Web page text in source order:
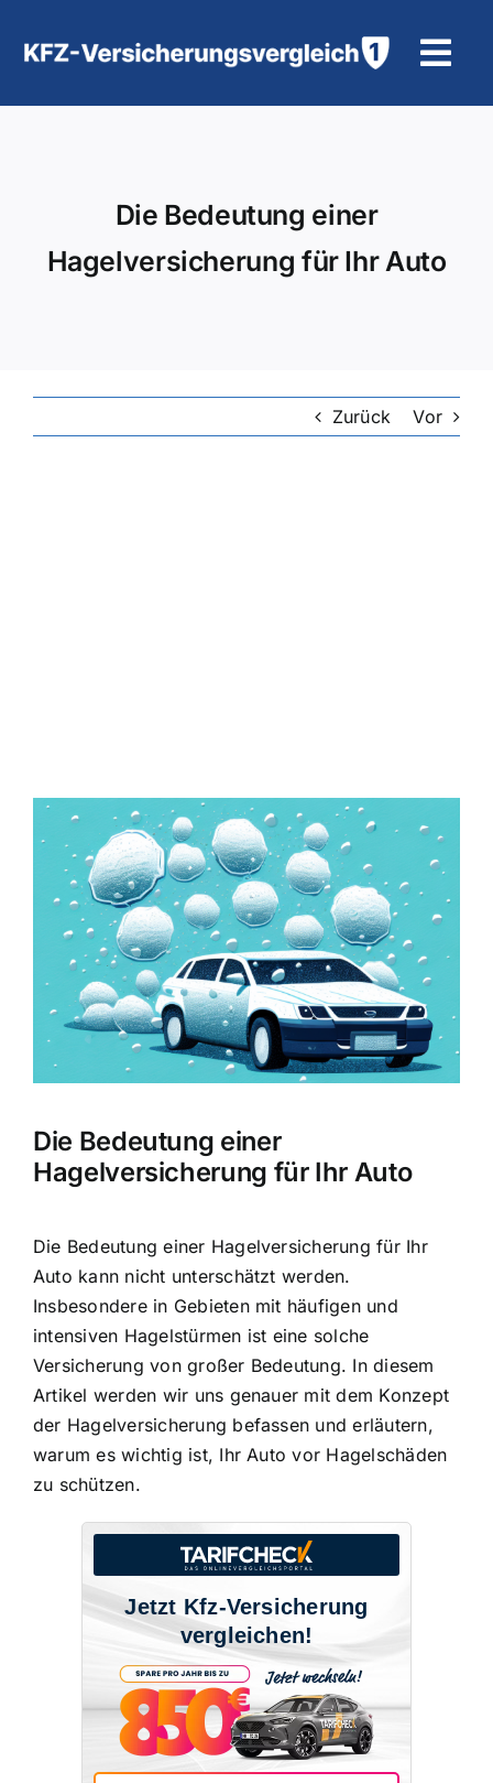
Inhalt
Hilfe und Kontakt
Die Bedeutung einer
Hagelversicherung für Ihr Auto
Zurück Vor
Zeige
grösseres
Die Bedeutung einer
Hagelversicherung für Ihr Auto
Die Bedeutung einer Hagelversicherung für Ihr
Auto kann nicht unterschätzt werden.
Insbesondere in Gebieten mit häufigen und
intensiven Hagelstürmen ist eine solche
Versicherung von großer Bedeutung. In diesem
Artikel werden wir uns genauer mit dem Konzept
der Hagelversicherung befassen und erläutern,
warum es wichtig ist, Ihr Auto vor Hagelschäden
zu schützen.
Jetzt Kfz-Versicherung
vergleichen!